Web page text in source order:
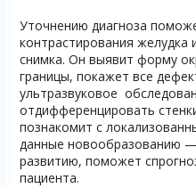
Уточнению диагноза
контрастирования желудка
снимка. Он выявит форму
границы, покажет все
ультразвуковое
отдифференцировать
познакомит с
данные новообразованию
развитию, поможет
пациента.